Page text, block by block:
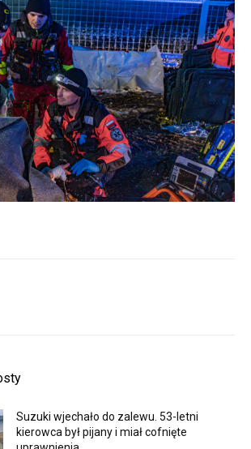
Suzuki wjechało do zalewu. 53-letni
kierowca był pijany i miał cofnięte